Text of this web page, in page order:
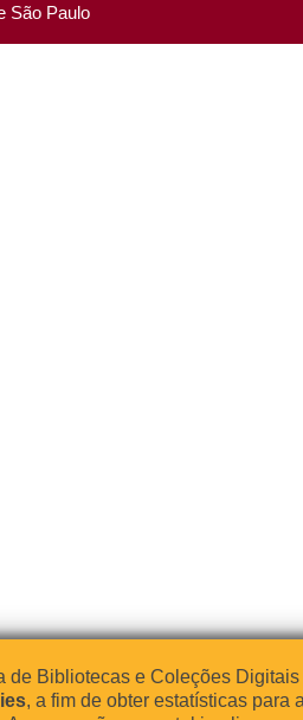
São Paulo
de Bibliotecas e Coleções
, a fim de obter estatísticas para